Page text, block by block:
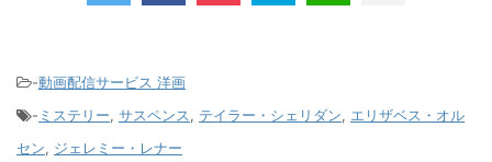
-動画配信サービス 洋画
- ミステリー, サスペンス, テイラー・シェリダン, エリザベス・オル
セン, ジェレミー・レナー